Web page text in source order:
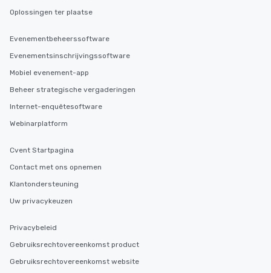
Oplossingen ter plaatse
Evenementbeheerssoftware
Evenementsinschrijvingssoftware
Mobiel evenement-app
Beheer strategische vergaderingen
Internet-enquêtesoftware
Webinarplatform
Cvent Startpagina
Contact met ons opnemen
Klantondersteuning
Uw privacykeuzen
Privacybeleid
Gebruiksrechtovereenkomst product
Gebruiksrechtovereenkomst website